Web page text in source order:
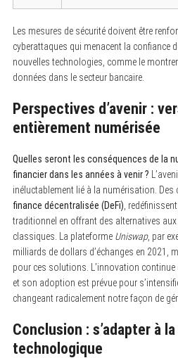
Les mesures de sécurité doivent être
cyberattaques qui menacent la confiance
nouvelles technologies, comme le
données dans le secteur bancaire.
Perspectives d’avenir :
entièrement numérisée
Quelles seront les conséquences de la
financier dans les années à venir ?
inéluctablement lié à la numérisation. Des
finance décentralisée (DeFi) ,
traditionnel en offrant des alternatives
classiques. La plateforme Uniswap, par
milliards de dollars d’échanges en 2021,
pour ces solutions. L’innovation continue
et son adoption est prévue pour
changeant radicalement notre façon de
Conclusion : s’adapter à
technologique